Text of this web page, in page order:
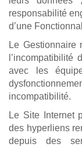
responsabilité
d’une
Le Gestionnaire
l’incompatibilité
avec les
incompatibilité.
Le Site Internet
des hyperliens
depuis des